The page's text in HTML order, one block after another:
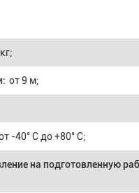
от 9 м;
-40° С до +80° С;
на подготовленную